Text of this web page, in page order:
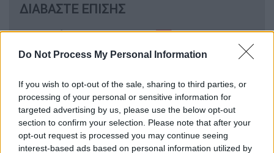
Do Not Process My Personal Information
If you wish to opt-out of the sale, sharing to third parties, or
processing of your personal or sensitive information for
targeted advertising by us, please use the below opt-out
section to confirm your selection. Please note that after your
opt-out request is processed you may continue seeing
interest-based ads based on personal information utilized by
ΔΙΑΒΑΣΤΕ ΕΠΙΣΗΣ
Πολιτική|14.01.2025 18:16
Δούκας σε Χαρίτση: Έχουμε πολύ
απορρίμματα
Lifestyle|14.01.2025 18:20
Η Κέιτ Μίντλετον επισκέφθηκε το